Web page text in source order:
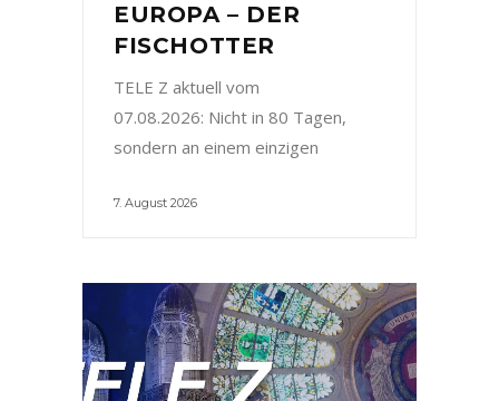
EUROPA – DER
FISCHOTTER
TELE Z aktuell vom
07.08.2026: Nicht in 80 Tagen,
sondern an einem einzigen
7. August 2026